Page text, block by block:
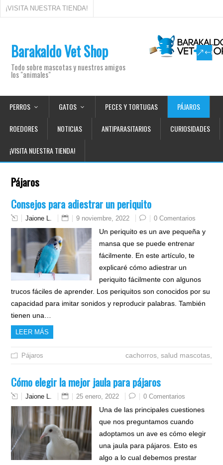
¡VISITA NUESTRA TIENDA!
Barakaldo Vet Shop
Todo sobre mascotas y nuestros amigos
los "animales"
PERROS GATOS PECES Y TORTUGAS PÁJAROS
ROEDORES NOTICIAS ANTIPARASITARIOS CURIOSIDADES
¡VISITA NUESTRA TIENDA!
Pájaros
Consejos para adiestrar un periquito
Jaione L. 9 noviembre, 2022 0 Comentarios
Un periquito es un ave pequeña y
mansa que se puede entrenar
fácilmente. En este artículo, te
explicaré cómo adiestrar un
periquito fácilmente con algunos
trucos fáciles de aprender. Los periquitos son conocidos por su
capacidad para imitar sonidos y reproducir palabras. También
tienen una…
LEER MÁS
Pájaros cachorros, salud mascotas,
Cómo elegir la mejor jaula para pájaros
Jaione L. 25 enero, 2022 0 Comentarios
Una de las principales cuestiones
que nos preguntamos cuando
adoptamos un ave es cómo elegir
una jaula para pájaros. Esto es
algo a lo cual debemos prestar